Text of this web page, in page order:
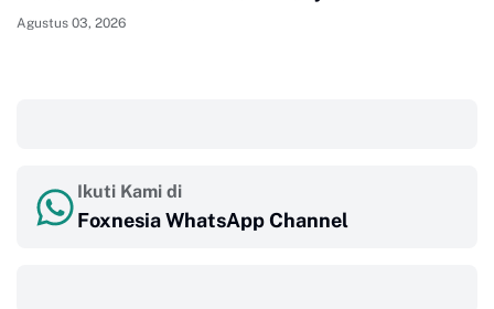
Agustus 03, 2026
Ikuti Kami di
Foxnesia WhatsApp Channel